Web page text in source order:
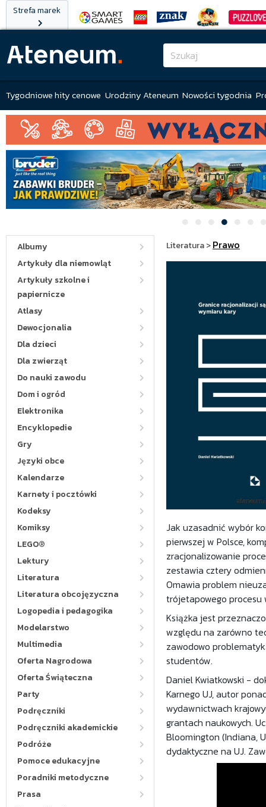
Strefa marek
Tygodniowe hity cenowe Urodziny Ateneum Nowości tygodnia
Albumy
Artykuły dla niemowląt
Artykuły szkolne i
papiernicze
Atlasy
Dewocjonalia
Dla dzieci
Dla zwierząt
Do nauki zawodu
Dom i ogród
Elektronika
Encyklopedie
Gry
Języki obce
Kalendarze
Karnety i pocztówki
Kodeksy
Komiksy
LEGO®
Lektury
Literatura
Literatura obcojęzyczna
Logopedia i pedagogika
Modelarstwo
Multimedia
Oferta Nagrodowa
Oferta Świąteczna
Party
Podręczniki
Podręczniki akademickie
Podróże
Pomoce edukacyjne
Poradniki metodyczne
Prasa
Literatura>Prawo
Jak uzasadnić wybór
pierwszej w Polsce,
zracjonalizowanie
zestawia cztery
Omawia problem
trójetapowego procesu
Książka jest
względu na zarówno
zawodowo
studentów.
Daniel Kwiatkowski -
Karnego UJ, autor
wydawnictwach
grantach naukowych.
Bloomington (Indiana,
dydaktyczne na UJ.